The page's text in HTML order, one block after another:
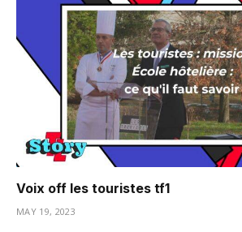
Voix off les touristes tf1
MAY 19, 2023